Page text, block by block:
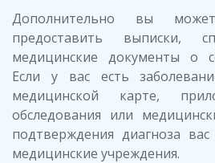
Дополнительно вы
предоставить выписки,
медицинские документы о
Если у вас есть
медицинской карте,
обследования или
подтверждения диагноза
медицинские учреждения.